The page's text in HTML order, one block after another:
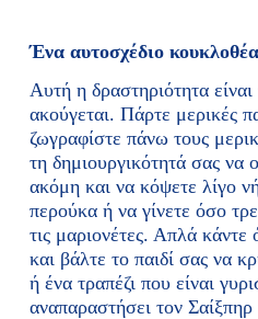
Ένα αυτοσχέδιο
Αυτή η δραστηριότητα
ακούγεται. Πάρτε μερικές
ζωγραφίστε πάνω τους
τη δημιουργικότητά σας να
ακόμη και να κόψετε λίγο
περούκα ή να γίνετε όσο
τις μαριονέτες. Απλά κάντε
και βάλτε το παιδί σας να
ή ένα τραπέζι που είναι
αναπαραστήσει τον Σαίξπηρ